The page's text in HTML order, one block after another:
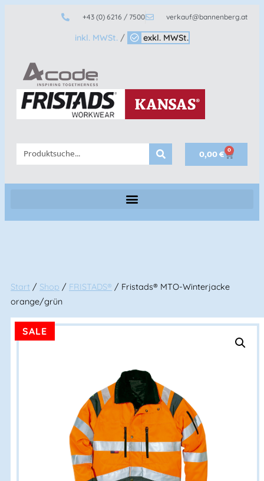
+43 (0) 6216 / 7500 verkauf@bannenberg.at
inkl. MWSt./ exkl. MWSt.
0,00€ 0
Start / Shop / FRISTADS® / Fristads® MTO-Winterjacke
orange/grün
SALE